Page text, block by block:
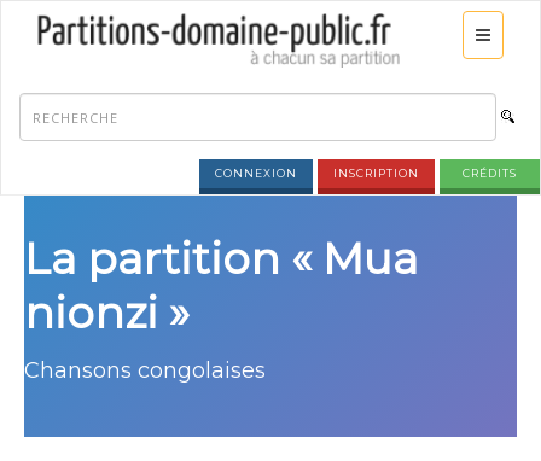
CONNEXION INSCRIPTION CRÉDITS
La partition « Mua
nionzi »
Chansons congolaises